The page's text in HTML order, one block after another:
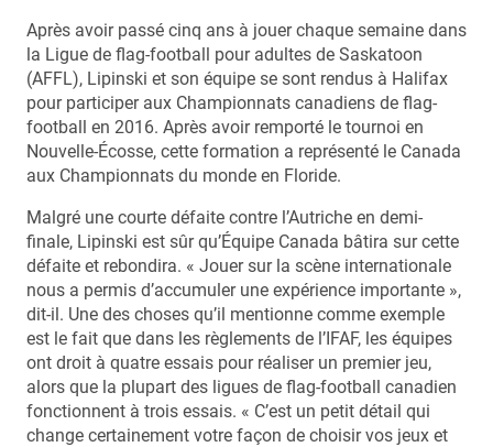
Après avoir passé cinq ans à jouer chaque semaine dans
la Ligue de flag-football pour adultes de Saskatoon
(AFFL), Lipinski et son équipe se sont rendus à Halifax
pour participer aux Championnats canadiens de flag-
football en 2016. Après avoir remporté le tournoi en
Nouvelle-Écosse, cette formation a représenté le Canada
aux Championnats du monde en Floride.
Malgré une courte défaite contre l’Autriche en demi-
finale, Lipinski est sûr qu’Équipe Canada bâtira sur cette
défaite et rebondira. « Jouer sur la scène internationale
nous a permis d’accumuler une expérience importante »,
dit-il. Une des choses qu’il mentionne comme exemple
est le fait que dans les règlements de l’IFAF, les équipes
ont droit à quatre essais pour réaliser un premier jeu,
alors que la plupart des ligues de flag-football canadien
fonctionnent à trois essais. « C’est un petit détail qui
change certainement votre façon de choisir vos jeux et